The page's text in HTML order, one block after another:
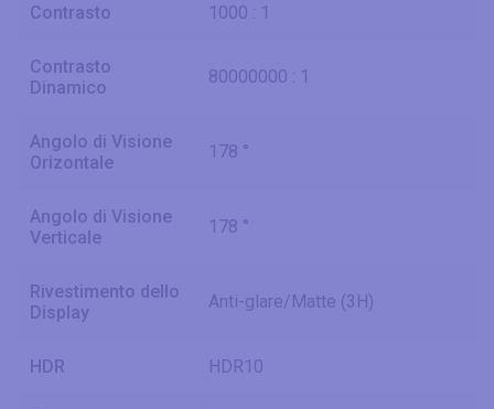
Contrasto 1000 : 1
Contrasto
Dinamico
80000000 : 1
Angolo di Visione
Orizontale
178 °
Angolo di Visione
Verticale
178 °
Rivestimento dello
Display
Anti-glare/Matte (3H)
HDR HDR10